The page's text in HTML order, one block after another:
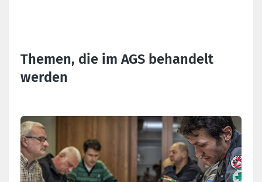
Themen, die im AGS behandelt
werden